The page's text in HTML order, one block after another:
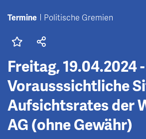
Termine Politische Gremien
Freitag, 19.04.2024
Vorausssichtliche
Aufsichtsrates der
AG (ohne Gewähr)